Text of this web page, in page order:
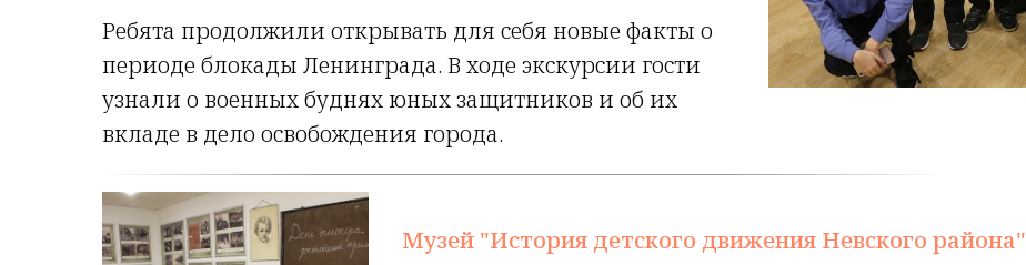
Ребята продолжили открывать для себя новые факты о
периоде блокады Ленинграда. В ходе экскурсии гости
узнали о военных буднях юных защитников и об их
вкладе в дело освобождения города.
Музей "История детского движения Невского района"